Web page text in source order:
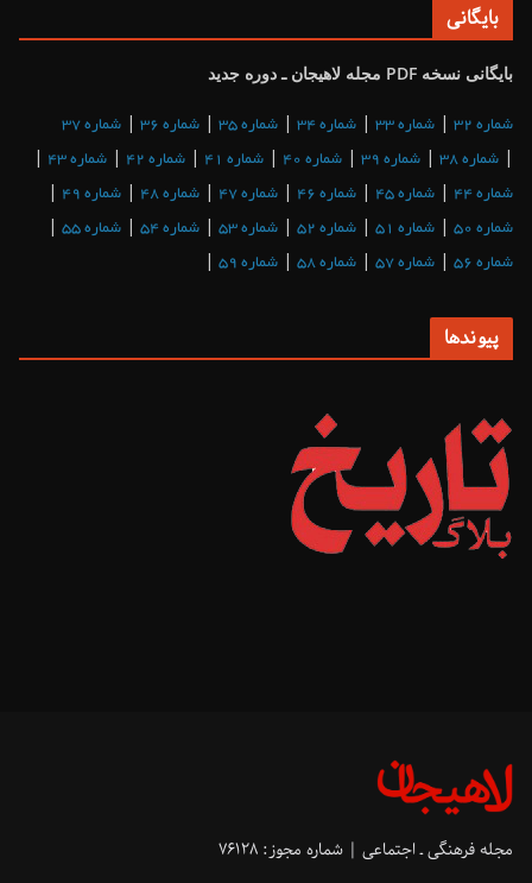
بایگانی
بایگانی نسخه PDF مجله لاهیجان ـ دوره جدید
شماره 32 | شماره 33 | شماره 34 | شماره 35 | شماره 36 | شماره 37
| شماره 38 | شماره 39 | شماره 40 | شماره 41 | شماره 42 | شماره 43 |
شماره 44 | شماره 45 | شماره 46 | شماره 47 | شماره 48 | شماره 49 |
شماره 50 | شماره 51 | شماره 52 | شماره 53 | شماره 54 | شماره 55 |
شماره 56 | شماره 57 | شماره 58 | شماره 59 |
پیوندها
مجله فرهنگی ـ اجتماعی | شماره مجوز: ۷۶۱۲۸